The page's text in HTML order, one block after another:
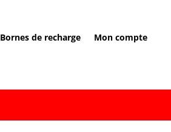
Bornes de recharge Mon compte